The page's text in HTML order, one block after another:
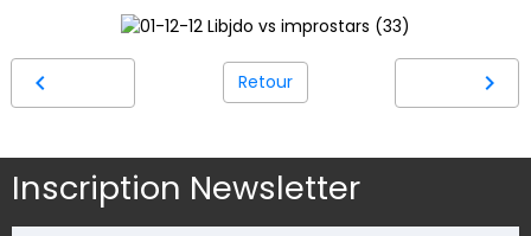
Retour
Inscription Newsletter